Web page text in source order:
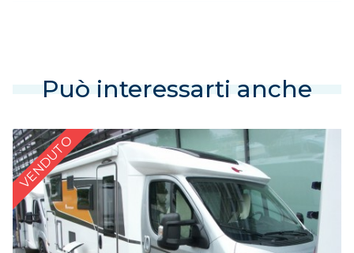
Può interessarti anche
VENDUTO